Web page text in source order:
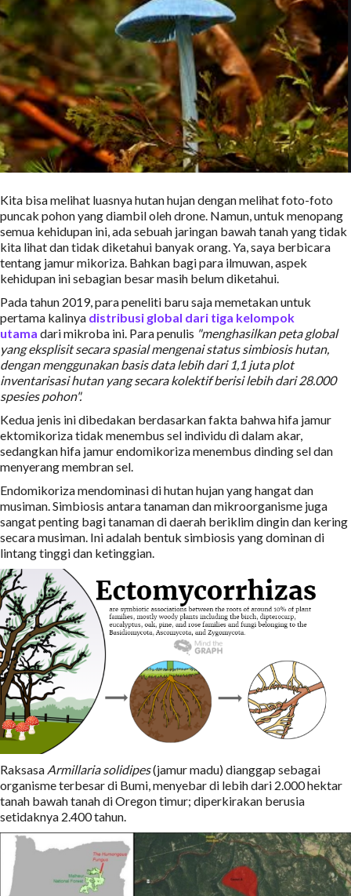
Kita bisa melihat luasnya hutan hujan dengan melihat foto-foto
puncak pohon yang diambil oleh drone. Namun, untuk menopang
semua kehidupan ini, ada sebuah jaringan bawah tanah yang tidak
kita lihat dan tidak diketahui banyak orang. Ya, saya berbicara
tentang jamur mikoriza. Bahkan bagi para ilmuwan, aspek
kehidupan ini sebagian besar masih belum diketahui.
Pada tahun 2019, para peneliti baru saja memetakan untuk
pertama kalinya distribusi global dari tiga kelompok
utama dari mikroba ini. Para penulis "menghasilkan peta global
yang eksplisit secara spasial mengenai status simbiosis hutan,
dengan menggunakan basis data lebih dari 1,1 juta plot
inventarisasi hutan yang secara kolektif berisi lebih dari 28.000
spesies pohon".
Kedua jenis ini dibedakan berdasarkan fakta bahwa hifa jamur
ektomikoriza tidak menembus sel individu di dalam akar,
sedangkan hifa jamur endomikoriza menembus dinding sel dan
menyerang membran sel.
Endomikoriza mendominasi di hutan hujan yang hangat dan
musiman. Simbiosis antara tanaman dan mikroorganisme juga
sangat penting bagi tanaman di daerah beriklim dingin dan kering
secara musiman. Ini adalah bentuk simbiosis yang dominan di
lintang tinggi dan ketinggian.
Raksasa Armillaria solidipes(jamur madu) dianggap sebagai
organisme terbesar di Bumi, menyebar di lebih dari 2.000 hektar
tanah bawah tanah di Oregon timur; diperkirakan berusia
setidaknya 2.400 tahun.